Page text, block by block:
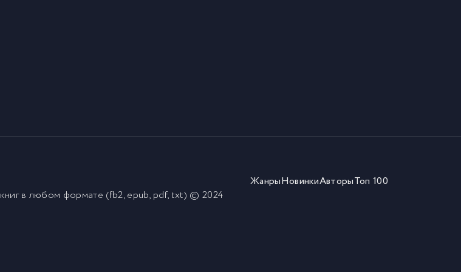
ЖанрыНовинкиАвторыТоп 100
книгв любом формате (fb2, epub, pdf, txt) © 2024